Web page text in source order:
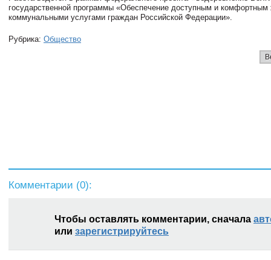
государственной программы «Обеспечение доступным и
коммунальными услугами граждан Российской Федерации».
Рубрика: Общество
Комментарии (0):
Чтобы оставлять комментарии, сначала
или зарегистрируйтесь